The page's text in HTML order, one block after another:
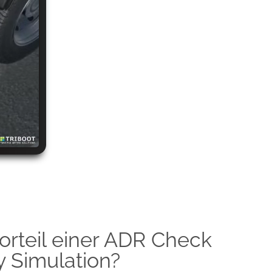
einer ADR Check
Simulation?